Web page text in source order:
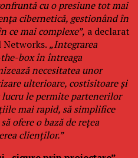
cu o presiune tot mai
cibernetică, gestionând în
ce mai complexe”, a declarat
Networks. „Integrarea
box în întreaga
necesitatea unor
ulterioare, costisitoare și
lucru le permite partenerilor
mai rapid, să simplifice
ofere o bază de rețea
clienților.”